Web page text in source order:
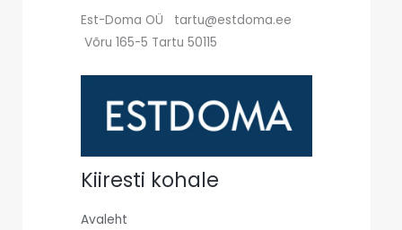
Est-Doma OÜ tartu@estdoma.ee
Võru 165-5 Tartu 50115
Kiiresti kohale
Avaleht